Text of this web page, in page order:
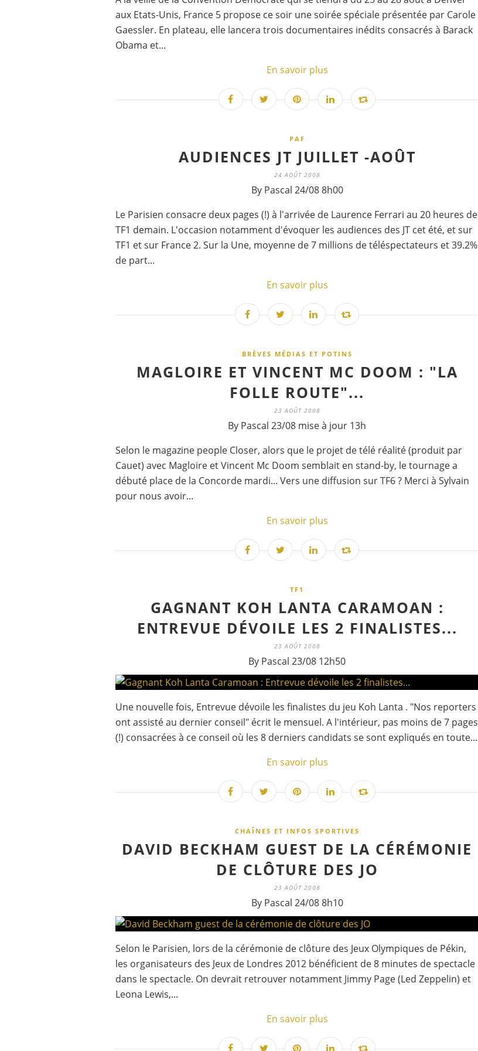
aux Etats-Unis, France 5 propose ce soir une soirée spéciale présentée par Carole
Gaessler. En plateau, elle lancera trois documentaires inédits consacrés à Barack
Obama et...
En savoir plus
PAF
AUDIENCES JT JUILLET -AOÛT
24 AOÛT 2008
By Pascal 24/08 8h00
Le Parisien consacre deux pages (!) à l'arrivée de Laurence Ferrari au 20 heures de
TF1 demain. L'occasion notamment d'évoquer les audiences des JT cet été, et sur
TF1 et sur France 2. Sur la Une, moyenne de 7 millions de téléspectateurs et 39.2%
de part...
En savoir plus
BRÈVES MÉDIAS ET POTINS
MAGLOIRE ET VINCENT MC DOOM : "LA
FOLLE ROUTE"...
23 AOÛT 2008
By Pascal 23/08 mise à jour 13h
Selon le magazine people Closer, alors que le projet de télé réalité (produit par
Cauet) avec Magloire et Vincent Mc Doom semblait en stand-by, le tournage a
débuté place de la Concorde mardi... Vers une diffusion sur TF6 ? Merci à Sylvain
pour nous avoir...
En savoir plus
TF1
GAGNANT KOH LANTA CARAMOAN :
ENTREVUE DÉVOILE LES 2 FINALISTES...
23 AOÛT 2008
By Pascal 23/08 12h50
Une nouvelle fois, Entrevue dévoile les finalistes du jeu Koh Lanta . "Nos reporters
ont assisté au dernier conseil" écrit le mensuel. A l'intérieur, pas moins de 7 pages
(!) consacrées à ce conseil où les 8 derniers candidats se sont expliqués en toute...
En savoir plus
CHAÎNES ET INFOS SPORTIVES
DAVID BECKHAM GUEST DE LA CÉRÉMONIE
DE CLÔTURE DES JO
23 AOÛT 2008
By Pascal 24/08 8h10
Selon le Parisien, lors de la cérémonie de clôture des Jeux Olympiques de Pékin,
les organisateurs des Jeux de Londres 2012 bénéficient de 8 minutes de spectacle
dans le spectacle. On devrait retrouver notamment Jimmy Page (Led Zeppelin) et
Leona Lewis,...
En savoir plus